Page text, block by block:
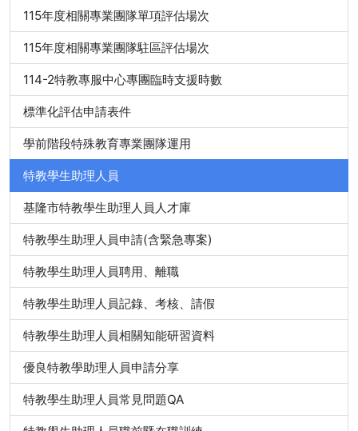
115年度相關專業團隊單項評估場次
115年度相關專業團隊駐區評估場次
114-2特教專服中心專團臨時支援時數
標準化評估申請表件
學前階段特殊教育專業團隊運用
特教學生助理人員
基隆市特教學生助理人員人才庫
特教學生助理人員申請(含緊急專案)
特教學生助理人員聘用、離職
特教學生助理人員記錄、考核、請假
特教學生助理人員相關知能研習資料
優良特教學助理人員申請分享
特教學生助理人員常見問題QA